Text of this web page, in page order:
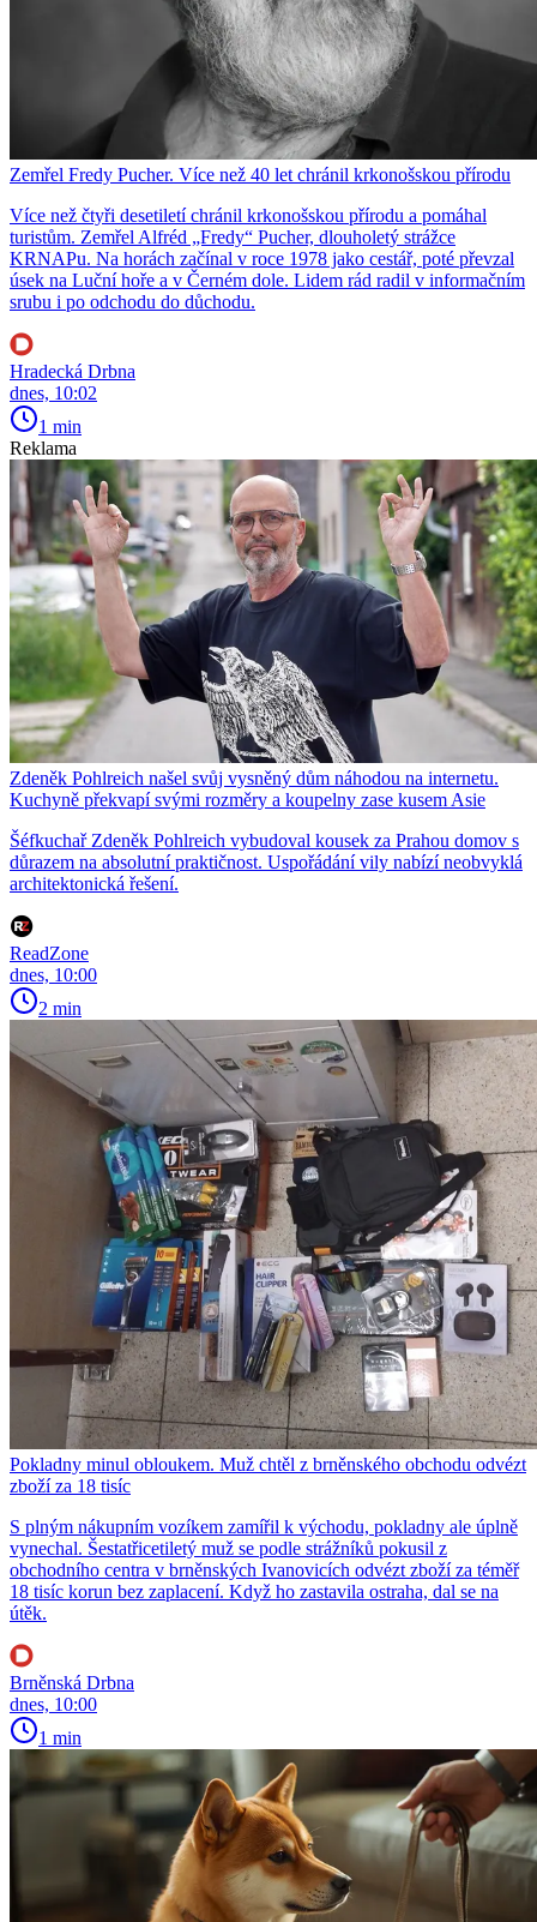
Zemřel Fredy Pucher. Více než 40 let chránil krkonošskou přírodu
Více než čtyři desetiletí chránil krkonošskou přírodu a pomáhal
turistům. Zemřel Alfréd „Fredy“ Pucher, dlouholetý strážce
KRNAPu. Na horách začínal v roce 1978 jako cestář, poté převzal
úsek na Luční hoře a v Černém dole. Lidem rád radil v informačním
srubu i po odchodu do důchodu.
Hradecká Drbna
dnes, 10:02
1 min
Reklama
Zdeněk Pohlreich našel svůj vysněný dům náhodou na internetu.
Kuchyně překvapí svými rozměry a koupelny zase kusem Asie
Šéfkuchař Zdeněk Pohlreich vybudoval kousek za Prahou domov s
důrazem na absolutní praktičnost. Uspořádání vily nabízí neobvyklá
architektonická řešení.
ReadZone
dnes, 10:00
2 min
Pokladny minul obloukem. Muž chtěl z brněnského obchodu odvézt
zboží za 18 tisíc
S plným nákupním vozíkem zamířil k východu, pokladny ale úplně
vynechal. Šestatřicetiletý muž se podle strážníků pokusil z
obchodního centra v brněnských Ivanovicích odvézt zboží za téměř
18 tisíc korun bez zaplacení. Když ho zastavila ostraha, dal se na
útěk.
Brněnská Drbna
dnes, 10:00
1 min